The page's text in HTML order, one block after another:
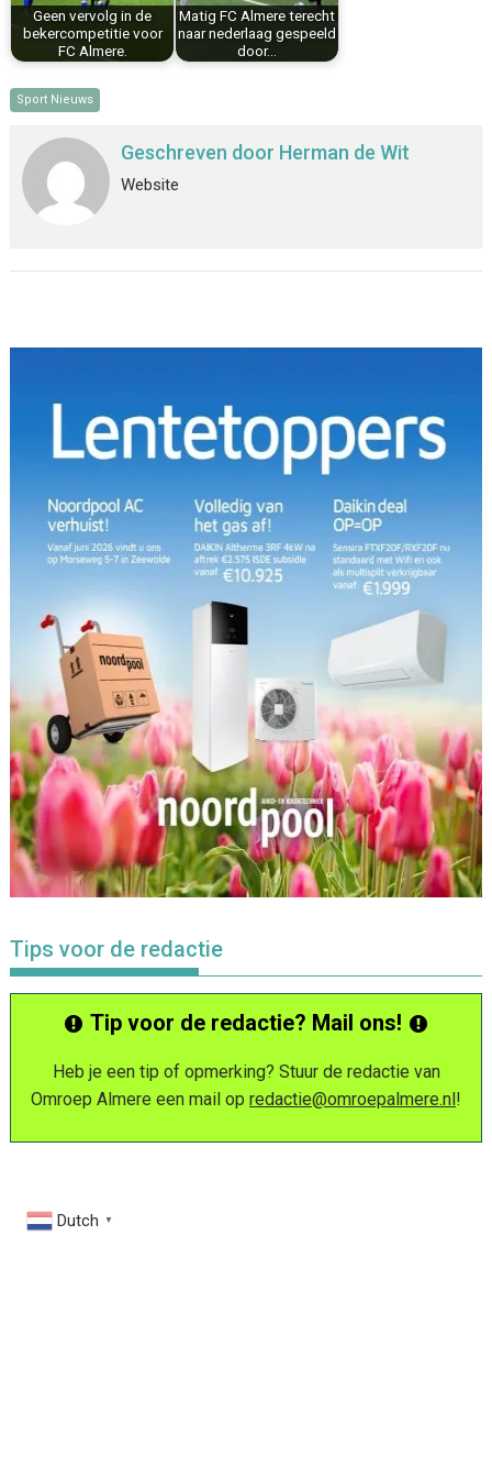
Geen vervolg in de
bekercompetitie voor
FC Almere.
Matig FC Almere terecht
naar nederlaag gespeeld
door…
Sport Nieuws
Geschreven door Herman de Wit
Website
Tips voor de redactie
Tip voor de redactie? Mail ons!
Heb je een tip of opmerking? Stuur de redactie van
Omroep Almere een mail op redactie@omroepalmere.nl!
Dutch ▼